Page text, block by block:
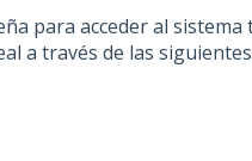
para acceder al sistema
a través de las